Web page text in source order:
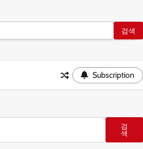
Subscription
검
색